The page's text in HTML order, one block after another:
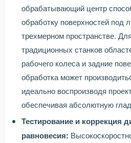
обрабатывающий центр
обработку поверхностей под
трехмерном пространстве.
традиционных станков
рабочего колеса и задние
обработка может
идеально воспроизводя
обеспечивая абсолютную
Тестирование и коррекция
равновесия: